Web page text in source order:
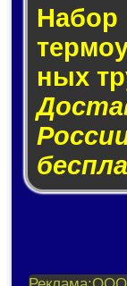
Набор
ных